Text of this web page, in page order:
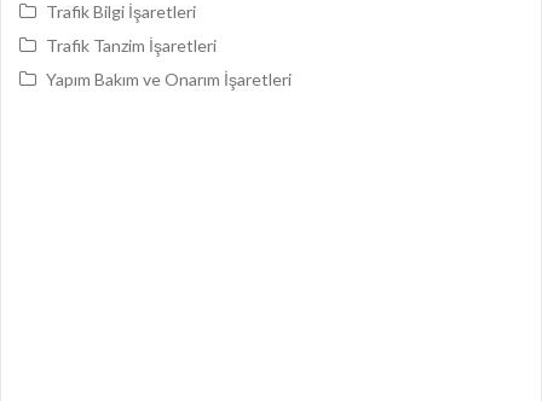
Trafik Bilgi İşaretleri
Trafik Tanzim İşaretleri
Yapım Bakım ve Onarım İşaretleri